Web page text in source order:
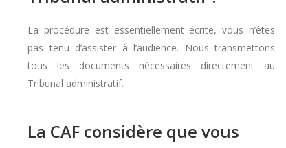
La procédure est essentiellement écrite, vous n’êtes
pas tenu d’assister à l’audience. Nous transmettons
tous les documents nécessaires directement au
Tribunal administratif.
La CAF considère que vous